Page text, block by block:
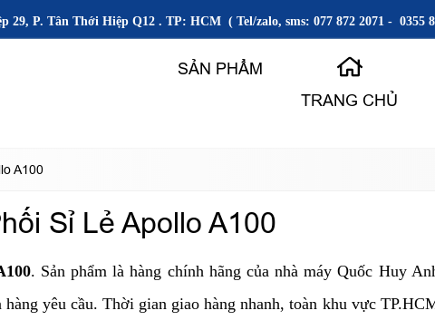
29, P. Tân Thới Hiệp Q12 . TP: HCM ( Tel/zalo, sms: 077 872 2071 - 0355
SẢN PHẨM
TRANG CHỦ
A100
Sỉ Lẻ Apollo A100
. Sản phẩm là hàng chính hãng của nhà máy Quốc Huy
yêu cầu. Thời gian giao hàng nhanh, toàn khu vực